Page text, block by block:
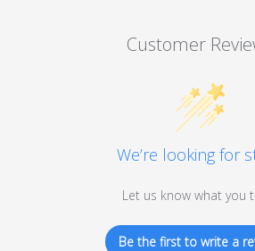
Customer
We’re looking for
Let us know what you
Be the first to write a